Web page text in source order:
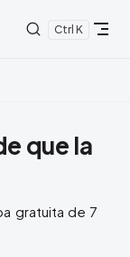
K
que la
gratuita de 7